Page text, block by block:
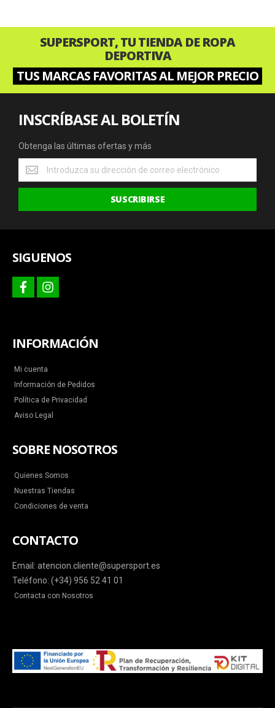
SUPERSPORT, TU TIENDA DE ROPA
DEPORTIVA
TUS MARCAS FAVORITAS AL MEJOR PRECIO
INSCRÍBASE AL BOLETÍN
Obtenga las últimas ofertas y más
Obtenga
las
últimas
y
SUSCRIBIRSE
SIGUENOS
facebookinstagram
INFORMACIÓN
Mi cuenta
Información de Pedidos
Política de Privacidad
Aviso Legal
SOBRE NOSOTROS
Quienes Somos
Nuestras Tiendas
Condiciones de venta
CONTACTO
Email: atencion.cliente@supersport.es
Teléfono: (+34) 956 52 41 01
Contacta con Nosotros